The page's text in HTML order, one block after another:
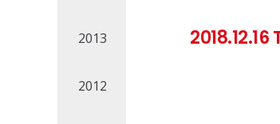
2013
2012
2018.12.16